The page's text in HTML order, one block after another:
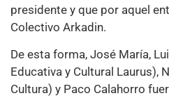
presidente y que por aquel
Colectivo Arkadin.
De esta forma, José María,
Educativa y Cultural Laurus),
Cultura) y Paco Calahorro